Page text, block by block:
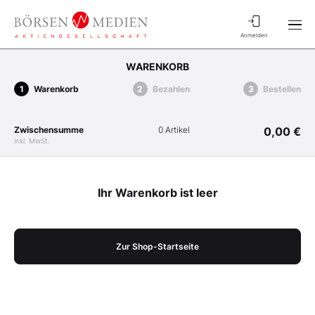
Anmelden
WARENKORB
Warenkorb Bezahlen Bestellen
Zwischensumme
inkl. MwSt.
0 Artikel 0,00 €
Ihr Warenkorb ist leer
Zur Shop-Startseite